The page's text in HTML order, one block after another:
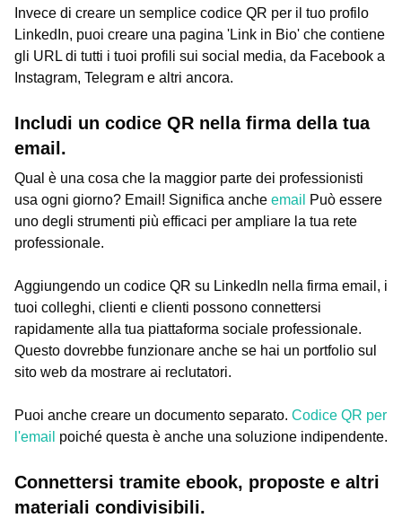
Invece di creare un semplice codice QR per il tuo profilo
LinkedIn, puoi creare una pagina 'Link in Bio' che contiene
gli URL di tutti i tuoi profili sui social media, da Facebook a
Instagram, Telegram e altri ancora.
Includi un codice QR nella firma della tua
email.
Qual è una cosa che la maggior parte dei professionisti
usa ogni giorno? Email! Significa anche email
Può essere
uno degli strumenti più efficaci per ampliare la tua rete
professionale.
Aggiungendo un codice QR su LinkedIn nella firma email, i
tuoi colleghi, clienti e clienti possono connettersi
rapidamente alla tua piattaforma sociale professionale.
Questo dovrebbe funzionare anche se hai un portfolio sul
sito web da mostrare ai reclutatori.
Puoi anche creare un documento separato. Codice QR per
l'email poiché questa è anche una soluzione indipendente.
Connettersi tramite ebook, proposte e altri
materiali condivisibili.